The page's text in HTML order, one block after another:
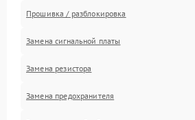
Прошивка / разблокировка
Замена сигнальной платы
Замена резистора
Замена предохранителя